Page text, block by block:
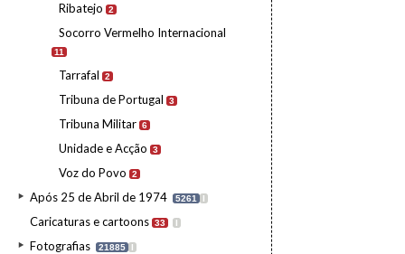
Ribatejo 2
Socorro Vermelho Internacional
11
Tarrafal 2
Tribuna de Portugal 3
Tribuna Militar 6
Unidade e Acção 3
Voz do Povo 2
Após 25 de Abril de 1974 5261 I
Caricaturas e cartoons 33 I
Fotografias 21885 I